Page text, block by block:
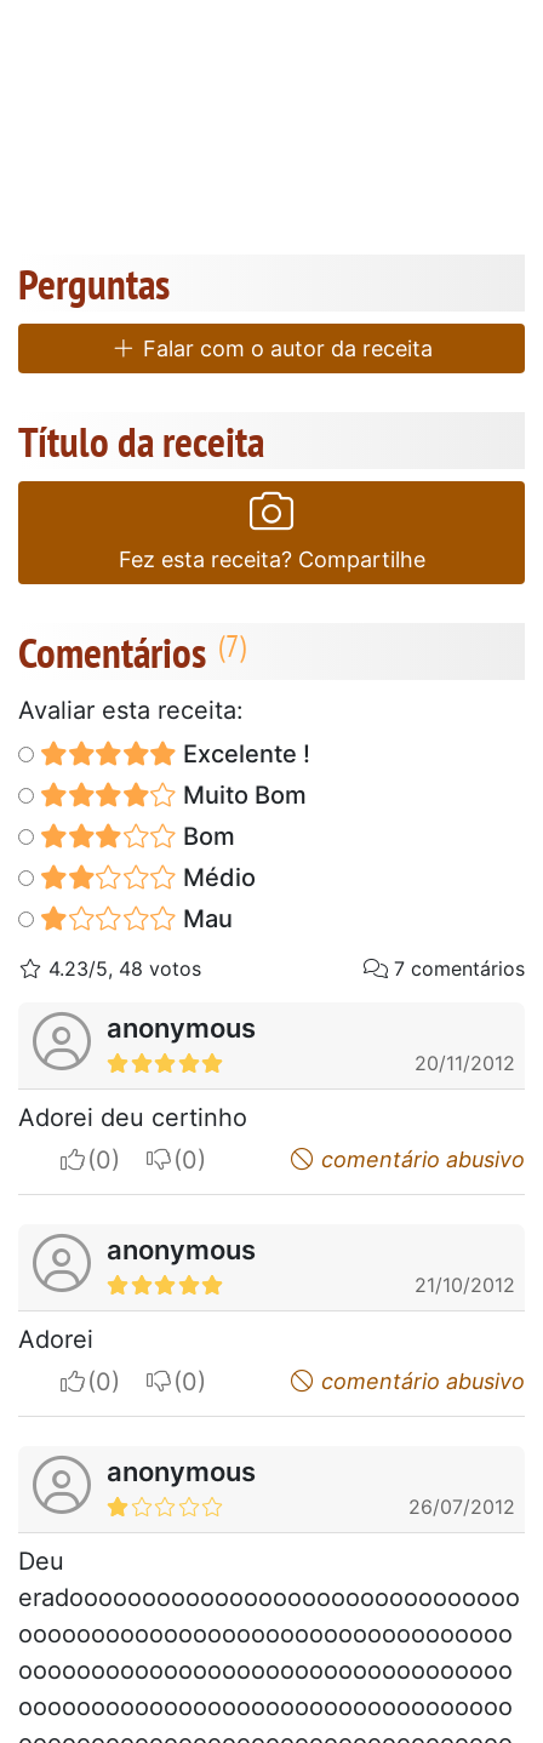
Perguntas
Falar com o autor da receita
Título da receita
Fez esta receita? Compartilhe
Comentários
Avaliar esta receita:
Excelente !
Muito Bom
Bom
Médio
Mau
4.23/5, 48 votos 7 comentários
anonymous
20/11/2012
Adorei deu certinho
I apreciateI do not appreciatecomentário abusivo
anonymous
21/10/2012
Adorei
I apreciateI do not appreciatecomentário abusivo
anonymous
26/07/2012
Deu
eradooooooooooooooooooooooooooooooo
oooooooooooooooooooooooooooooooooo
oooooooooooooooooooooooooooooooooo
oooooooooooooooooooooooooooooooooo